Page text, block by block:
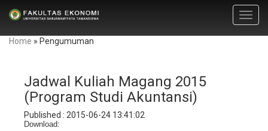
Home » Pengumuman
Jadwal Kuliah Magang 2015
(Program Studi Akuntansi)
Published : 2015-06-24 13:41:02
Download: